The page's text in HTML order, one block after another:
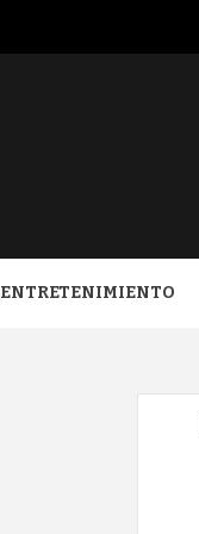
ENTRETENIMIENTO